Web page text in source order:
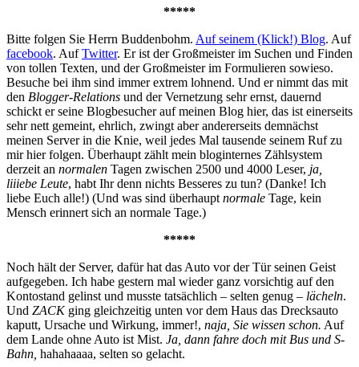
*****
Bitte folgen Sie Herrn Buddenbohm. Auf seinem (Klick!) Blog. Auf
facebook. AufTwitter. Er ist der Großmeister im Suchen und Finden
von tollen Texten, und der Großmeister im Formulieren sowieso.
Besuche bei ihm sind immer extrem lohnend. Und er nimmt das mit
den Blogger-Relations und der Vernetzung sehr ernst, dauernd
schickt er seine Blogbesucher auf meinen Blog hier, das ist einerseits
sehr nett gemeint, ehrlich, zwingt aber andererseits demnächst
meinen Server in die Knie, weil jedes Mal tausende seinem Ruf zu
mir hier folgen. Überhaupt zählt mein bloginternes Zählsystem
derzeit an normalen Tagen zwischen 2500 und 4000 Leser, ja,
liiiebe Leute, habt Ihr denn nichts Besseres zu tun? (Danke! Ich
liebe Euch alle!) (Und was sind überhaupt normale Tage, kein
Mensch erinnert sich an normale Tage.)
*****
Noch hält der Server, dafür hat das Auto vor der Tür seinen Geist
aufgegeben. Ich habe gestern mal wieder ganz vorsichtig auf den
Kontostand gelinst und musste tatsächlich – selten genug – lächeln.
Und ZACKging gleichzeitig unten vor dem Haus das Drecksauto
kaputt, Ursache und Wirkung, immer!, naja, Sie wissen schon. Auf
dem Lande ohne Auto ist Mist. Ja, dann fahre doch mit Bus und S-
Bahn, hahahaaaa, selten so gelacht.